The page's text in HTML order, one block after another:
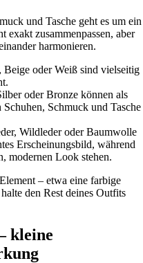
und Tasche geht es um ein
exakt zusammenpassen, aber
harmonieren.
Beige oder Weiß sind vielseitig
oder Bronze können als
Schmuck und Tasche
Wildleder oder Baumwolle
Erscheinungsbild, während
modernen Look stehen.
– etwa eine farbige
den Rest deines Outfits
kleine